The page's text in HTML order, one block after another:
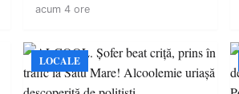
acum 4 ore
LOCALE